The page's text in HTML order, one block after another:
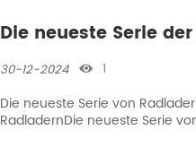
Die neueste Serie
30-12-2024  1
Die neueste Serie von
RadladernDie neueste Serie